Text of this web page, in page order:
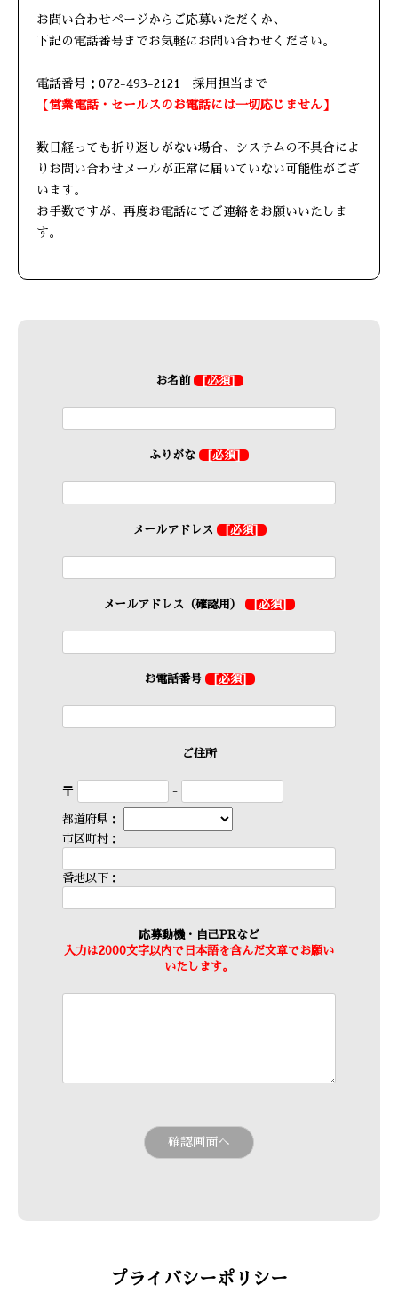
お問い合わせページからご応募いただくか、
下記の電話番号までお気軽にお問い合わせください。
電話番号：072-493-2121 採用担当まで
【営業電話・セールスのお電話には一切応じません】
数日経っても折り返しがない場合、システムの不具合によ
りお問い合わせメールが正常に届いていない可能性がござ
います。
お手数ですが、再度お電話にてご連絡をお願いいたしま
す。
お名前 [必須]
ふりがな [必須]
メールアドレス [必須]
メールアドレス（確認用） [必須]
お電話番号 [必須]
ご住所
〒 -
都道府県：
市区町村：
番地以下：
応募動機・自己PRなど
入力は2000文字以内で日本語を含んだ文章でお願い
いたします。
プライバシーポリシー